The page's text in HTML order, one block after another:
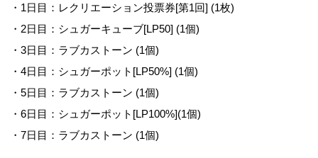
・1日目：レクリエーション投票券[第1回] (1枚)
・2日目：シュガーキューブ[LP50] (1個)
・3日目：ラブカストーン (1個)
・4日目：シュガーポット[LP50%] (1個)
・5日目：ラブカストーン (1個)
・6日目：シュガーポット[LP100%](1個)
・7日目：ラブカストーン (1個)